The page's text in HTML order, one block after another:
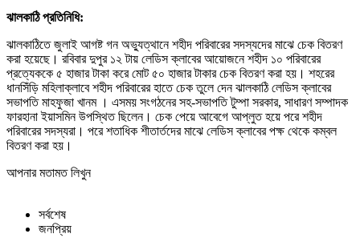
ঝালকাঠি প্রতিনিধি:
ঝালকাঠিতে জুলাই আগষ্ট গন অভ্যুত্থানে শহীদ পরিবারের সদস্যদের মাঝে চেক বিতরণ
করা হয়েছে। রবিবার দুপুর ১২ টায় লেডিস ক্লাবের আয়োজনে শহীদ ১০ পরিবারের
প্রত্যেককে ৫ হাজার টাকা করে মোট ৫০ হাজার টাকার চেক বিতরণ করা হয়। শহরের
ধানসিঁড়ি মহিলাক্লাবে শহীদ পরিবারের হাতে চেক তুলে দেন ঝালকাঠি লেডিস ক্লাবের
সভাপতি মাহফুজা খানম । এসময় সংগঠনের সহ-সভাপতি টুম্পা সরকার, সাধারণ সম্পাদক
ফারহানা ইয়াসমিন উপস্থিত ছিলেন। চেক পেয়ে আবেগে আপ্লুত হয়ে পরে শহীদ
পরিবারের সদস্যরা। পরে শতাধিক শীতার্তদের মাঝে লেডিস ক্লাবের পক্ষ থেকে কম্বল
বিতরণ করা হয়।
আপনার মতামত লিখুন
সর্বশেষ
জনপ্রিয়